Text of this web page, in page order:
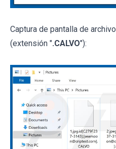
Captura de pantalla de
(extensión ".CALVO"):